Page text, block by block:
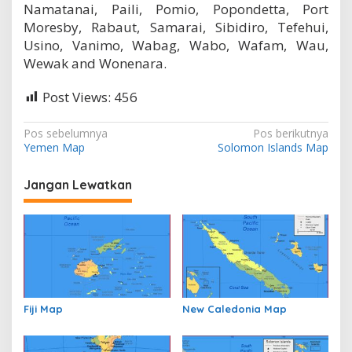
Namatanai, Paili, Pomio, Popondetta, Port
Moresby, Rabaut, Samarai, Sibidiro, Tefehui,
Usino, Vanimo, Wabag, Wabo, Wafam, Wau,
Wewak and Wonenara.
Post Views: 456
N
a
v
i
i
p
o
Pos sebelumnya
Yemen Map
Pos berikutnya
Solomon Islands Map
Jangan Lewatkan
Fiji Map New Caledonia Map